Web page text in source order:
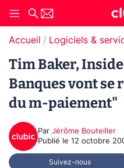
Accueil Logiciels &
Tim Baker,
Banques vont
du m-paiement"
Par Jérôme Bouteiller
Publié le 12 octobre
Suivez-nous